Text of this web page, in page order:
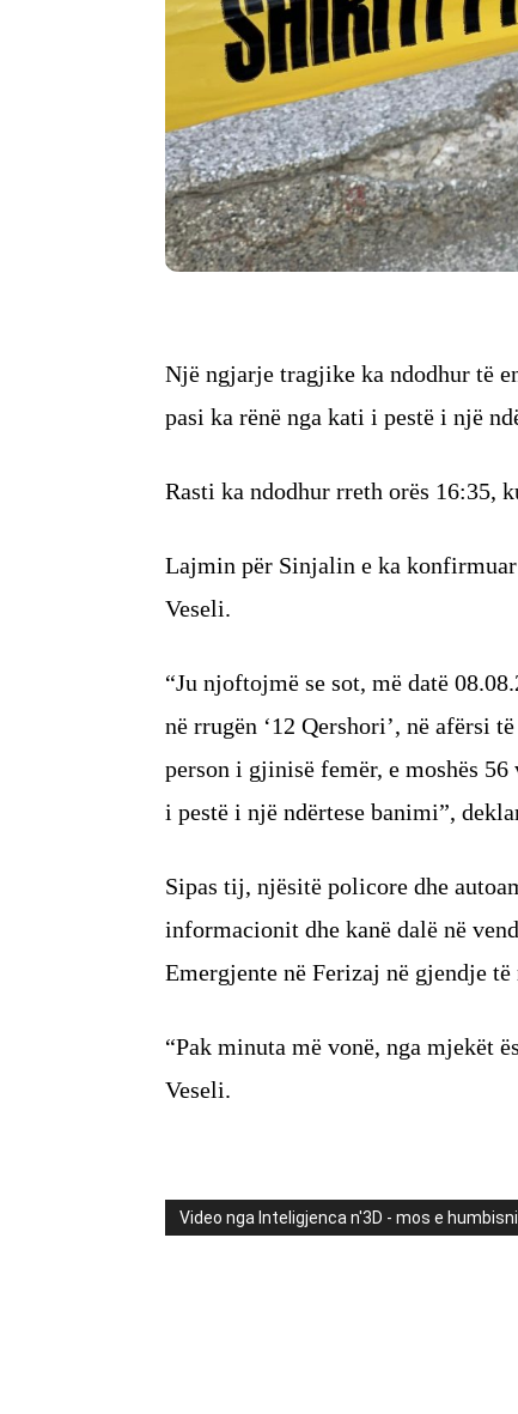
Një ngjarje tragjike ka ndodhur të
pasi ka rënë nga kati i pestë i një
Rasti ka ndodhur rreth orës 16:35,
Lajmin për Sinjalin e ka
Veseli.
“Ju njoftojmë se sot, më datë
në rrugën ‘12 Qershori’, në afërsi
person i gjinisë femër, e moshës 56
i pestë i një ndërtese banimi”,
Sipas tij, njësitë policore dhe
informacionit dhe kanë dalë në
Emergjente në Ferizaj në gjendje të
“Pak minuta më vonë, nga mjekët
Veseli.
Video nga Inteligjenca n'3D - mos e